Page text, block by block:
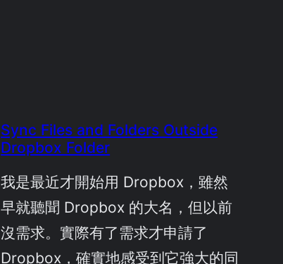
Sync Files and Folders Outside
Dropbox Folder
我是最近才開始用 Dropbox，雖然
早就聽聞 Dropbox 的大名，但以前
沒需求。實際有了需求才申請了
Dropbox，確實地感受到它強大的同